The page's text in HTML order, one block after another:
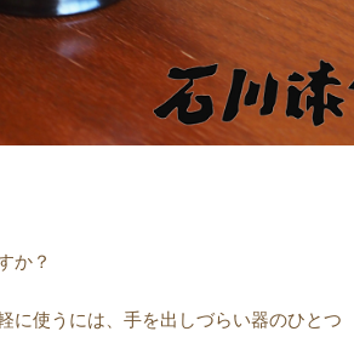
か？
に使うには、手を出しづらい器のひとつ